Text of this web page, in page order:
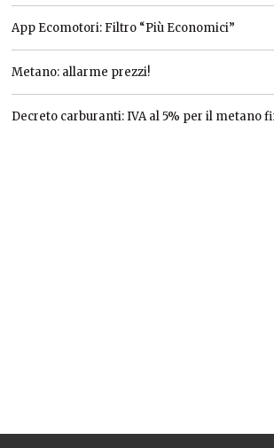
App Ecomotori: Filtro “Più Economici”
Metano: allarme prezzi!
Decreto carburanti: IVA al 5% per il metano